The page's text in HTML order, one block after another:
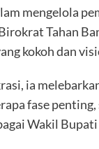
mengelola
Tahan
kokoh dan
ia
fase
Wakil